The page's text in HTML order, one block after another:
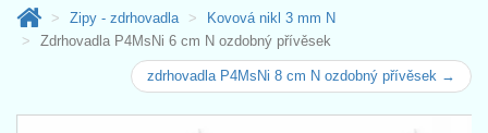
Zipy - zdrhovadla
Kovová nikl 3 mm N
Zdrhovadla P4MsNi 6 cm N ozdobný přívěsek
zdrhovadla P4MsNi 8 cm N ozdobný přívěsek →